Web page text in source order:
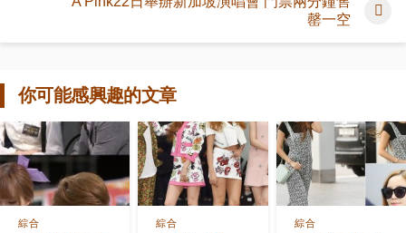
罄一空
你可能感興趣的文章
綜合 綜合 綜合